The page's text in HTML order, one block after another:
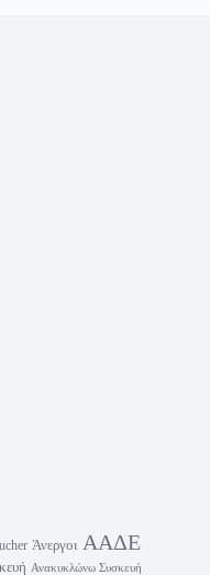
Άνεργοι ΑΑΔΕ
Ανακυκλώνω Συσκευή